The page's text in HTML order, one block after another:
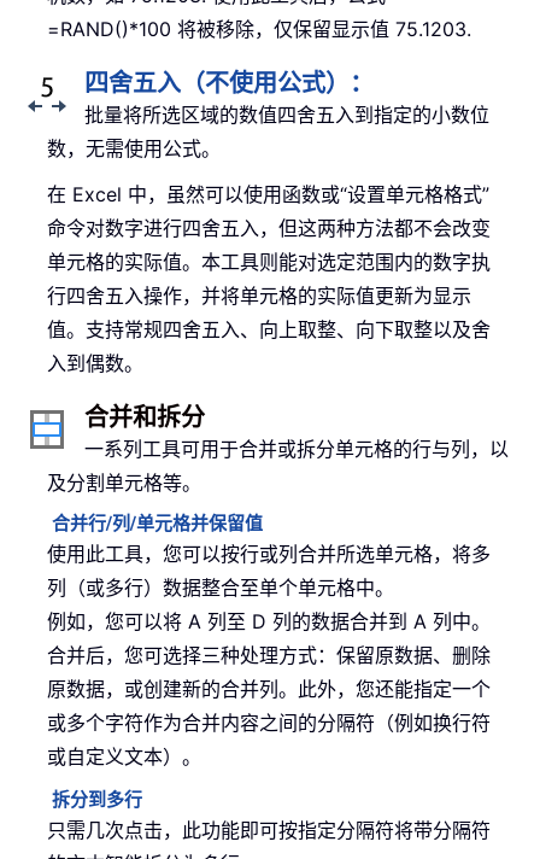
=RAND()*100 将被移除，仅保留显示值 75.1203.
四舍五入（不使用公式）：
批量将所选区域的数值四舍五入到指定的小数位
数，无需使用公式。
在 Excel 中，虽然可以使用函数或“设置单元格格式”
命令对数字进行四舍五入，但这两种方法都不会改变
单元格的实际值。本工具则能对选定范围内的数字执
行四舍五入操作，并将单元格的实际值更新为显示
值。支持常规四舍五入、向上取整、向下取整以及舍
入到偶数。
合并和拆分
一系列工具可用于合并或拆分单元格的行与列，以
及分割单元格等。
合并行/列/单元格并保留值
使用此工具，您可以按行或列合并所选单元格，将多
列（或多行）数据整合至单个单元格中。
例如，您可以将 A 列至 D 列的数据合并到 A 列中。
合并后，您可选择三种处理方式：保留原数据、删除
原数据，或创建新的合并列。此外，您还能指定一个
或多个字符作为合并内容之间的分隔符（例如换行符
或自定义文本）。
拆分到多行
只需几次点击，此功能即可按指定分隔符将带分隔符